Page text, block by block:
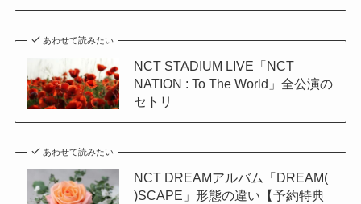
あわせて読みたい
NCT STADIUM LIVE「NCT
NATION : To The World」全公演の
セトリ
あわせて読みたい
NCT DREAMアルバム「DREAM(
)SCAPE」形態の違い【予約特典